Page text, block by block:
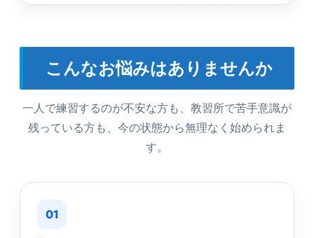
こんなお悩みはありませんか
一人で練習するのが不安な方も、教習所で苦手意識が
残っている方も、今の状態から無理なく始められま
す。
01